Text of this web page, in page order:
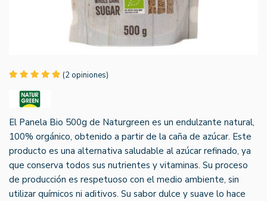
(2 opiniones)
El Panela Bio 500g de Naturgreen es un endulzante natural,
100% orgánico, obtenido a partir de la caña de azúcar. Este
producto es una alternativa saludable al azúcar refinado, ya
que conserva todos sus nutrientes y vitaminas. Su proceso
de producción es respetuoso con el medio ambiente, sin
utilizar químicos ni aditivos. Su sabor dulce y suave lo hace